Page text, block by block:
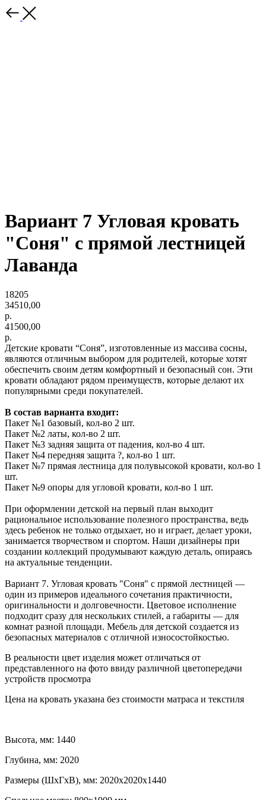
Вариант 7 Угловая кровать
"Соня" с прямой лестницей
Лаванда
18205
34510,00
р.
41500,00
р.
Детские кровати “Соня”, изготовленные из массива сосны,
являются отличным выбором для родителей, которые хотят
обеспечить своим детям комфортный и безопасный сон. Эти
кровати обладают рядом преимуществ, которые делают их
популярными среди покупателей.
В состав варианта входит:
Пакет №1 базовый, кол-во 2 шт.
Пакет №2 латы, кол-во 2 шт.
Пакет №3 задняя защита от падения, кол-во 4 шт.
Пакет №4 передняя защита ?, кол-во 1 шт.
Пакет №7 прямая лестница для полувысокой кровати, кол-во 1
шт.
Пакет №9 опоры для угловой кровати, кол-во 1 шт.
При оформлении детской на первый план выходит
рациональное использование полезного пространства, ведь
здесь ребенок не только отдыхает, но и играет, делает уроки,
занимается творчеством и спортом. Наши дизайнеры при
создании коллекций продумывают каждую деталь, опираясь
на актуальные тенденции.
Вариант 7. Угловая кровать "Соня" с прямой лестницей —
один из примеров идеального сочетания практичности,
оригинальности и долговечности. Цветовое исполнение
подходит сразу для нескольких стилей, а габариты — для
комнат разной площади. Мебель для детской создается из
безопасных материалов с отличной износостойкостью.
В реальности цвет изделия может отличаться от
представленного на фото ввиду различной цветопередачи
устройств просмотра
Цена на кровать указана без стоимости матраса и текстиля
Высота, мм: 1440
Глубина, мм: 2020
Размеры (ШхГхВ), мм: 2020х2020х1440